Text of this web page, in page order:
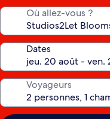
Où allez-vous ?
Dates
Voyageurs